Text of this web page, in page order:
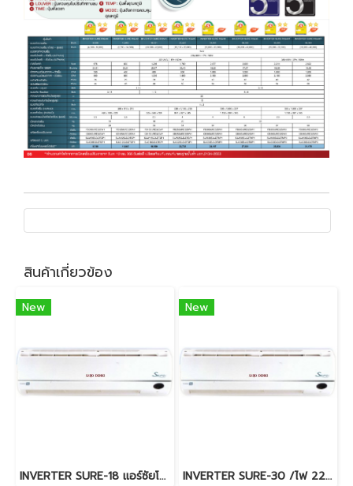
สินค้าเกี่ยวข้อง
New
INVERTER SURE-18 แอร์ซัยโจ เด็นกิ SAIJO DENKI อินเวอร์เตอร์ R32 18,721 BTU. พร้อมบริการติดตั้ง
New
INVERTER SURE-30 /ไฟ 220V แอร์ซัยโจ เด็นกิ SAIJO DENKI พร้อมบริการติดตั้ง